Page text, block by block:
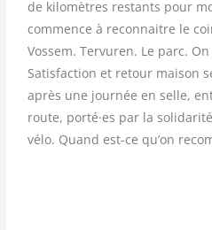
de kilomètres restants pour
commence à reconnaitre le
Vossem. Tervuren. Le parc. On
Satisfaction et retour maison
après une journée en selle,
route, porté·es par la
vélo. Quand est-ce qu’on